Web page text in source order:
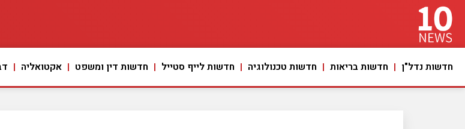
חדשות נדל"ן חדשות בריאות חדשות טכנולוגיה חדשות לייף סטייל חדשות דין ומשפט אקטואליה